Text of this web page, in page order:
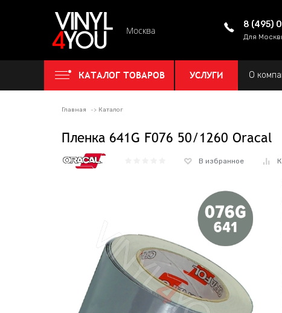
Москва
8 (495)
Для
КАТАЛОГ ТОВАРОВ УСЛУГИ О
Главная Каталог
Пленка 641G F076 50/1260 Oracal
В избранное